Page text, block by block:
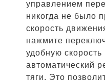
управлением
никогда не было
скорость
нажмите
удобную скорость
автоматический
тяги. Это